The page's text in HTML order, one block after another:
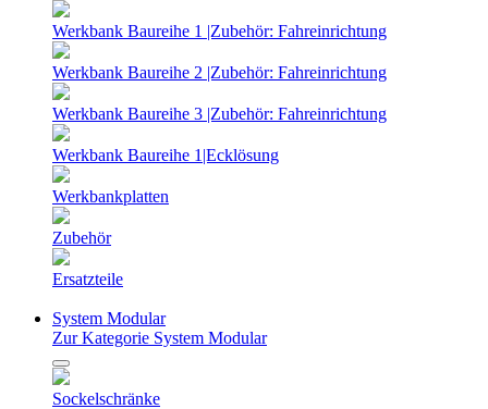
Werkbank Baureihe 1 |Zubehör: Fahreinrichtung
Werkbank Baureihe 2 |Zubehör: Fahreinrichtung
Werkbank Baureihe 3 |Zubehör: Fahreinrichtung
Werkbank Baureihe 1|Ecklösung
Werkbankplatten
Zubehör
Ersatzteile
System Modular
Zur Kategorie System Modular
Sockelschränke